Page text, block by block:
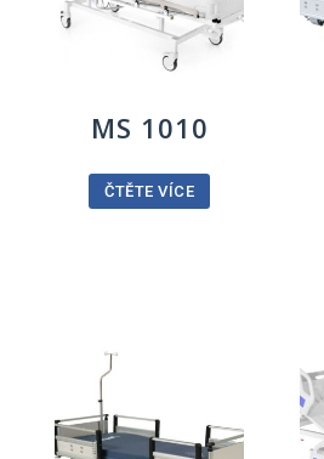
MS 1010
ČTĚTE VÍCE